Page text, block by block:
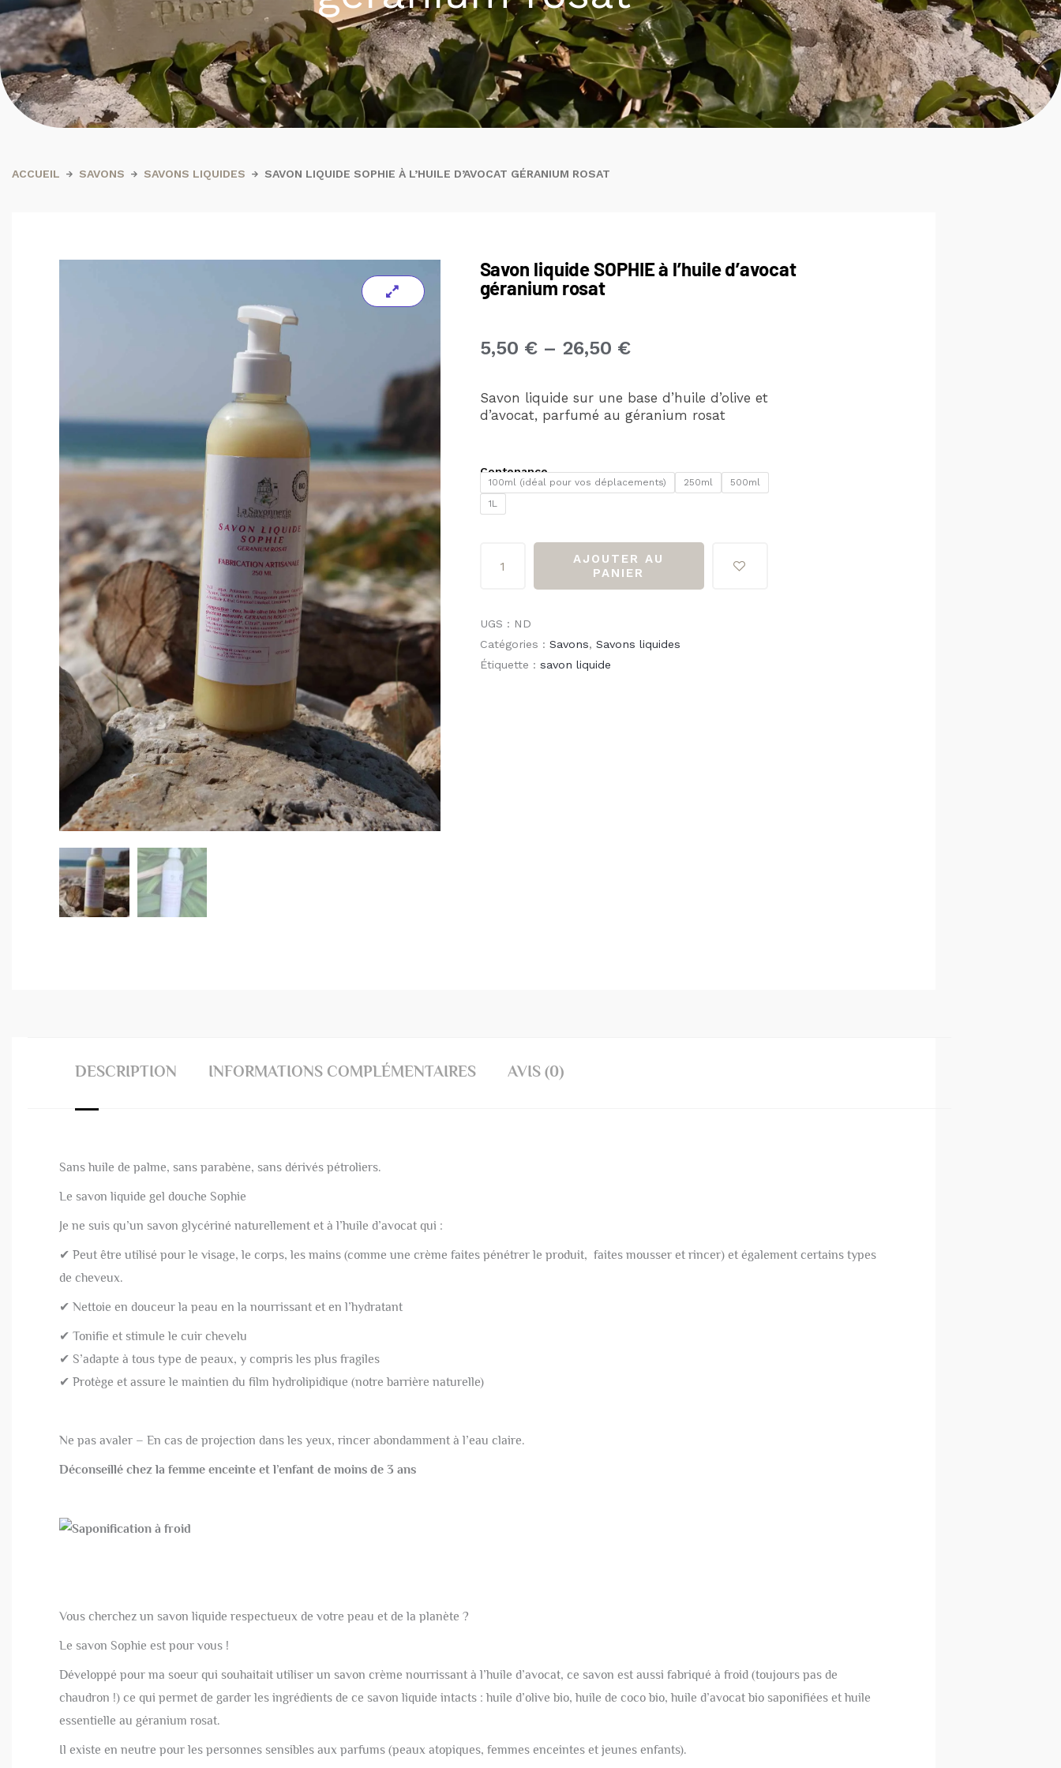
ACCUEIL SAVONS SAVONS LIQUIDES SAVON LIQUIDE SOPHIE À L’HUILE D’AVOCAT GÉRANIUM ROSAT
Savon liquide SOPHIE à l’huile d’avocat
géranium rosat
5,50 €– 26,50 €
de
prix :
5,50 €
à
26,50 €
Savon liquide sur une base d’huile d’olive et
d’avocat, parfumé au géranium rosat
Contenance
100ml (idéal pour vos déplacements) 250ml
500ml
1L
quantité
de
Savon
d'avocat
géranium
rosat
AJOUTER AU
PANIER
UGS : ND
Catégories : Savons, Savons liquides
Étiquette : savon liquide
DESCRIPTION INFORMATIONS COMPLÉMENTAIRES AVIS (0)
Sans huile de palme, sans parabène, sans dérivés pétroliers.
Le savon liquide gel douche Sophie
Je ne suis qu’un savon glycériné naturellement et à l’huile d’avocat qui :
✔ Peut être utilisé pour le visage, le corps, les mains (comme une crème faites pénétrer le produit, faites mousser et rincer) et également certains types
de cheveux.
✔ Nettoie en douceur la peau en la nourrissant et en l’hydratant
✔ Tonifie et stimule le cuir chevelu
✔ S’adapte à tous type de peaux, y compris les plus fragiles
✔ Protège et assure le maintien du film hydrolipidique (notre barrière naturelle)
Ne pas avaler – En cas de projection dans les yeux, rincer abondamment à l’eau claire.
Déconseillé chez la femme enceinte et l’enfant de moins de 3 ans
Vous cherchez un savon liquide respectueux de votre peau et de la planète ?
Le savon Sophie est pour vous !
Développé pour ma soeur qui souhaitait utiliser un savon crème nourrissant à l’huile d’avocat, ce savon est aussi fabriqué à froid (toujours pas de
chaudron !) ce qui permet de garder les ingrédients de ce savon liquide intacts : huile d’olive bio, huile de coco bio, huile d’avocat bio saponifiées et huile
essentielle au géranium rosat.
Il existe en neutre pour les personnes sensibles aux parfums (peaux atopiques, femmes enceintes et jeunes enfants).